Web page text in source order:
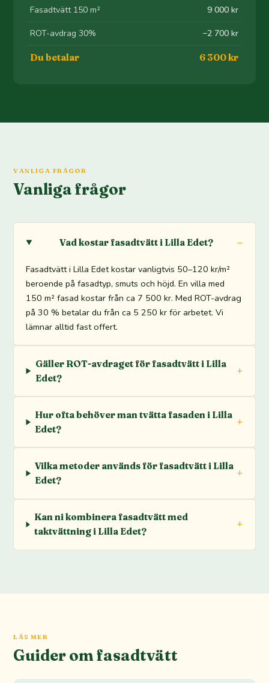
Fasadtvätt 150 m² 9 000 kr
ROT-avdrag 30% −2 700 kr
Du betalar 6 300 kr
VANLIGA FRÅGOR
Vanliga frågor
Vad kostar fasadtvätt i Lilla Edet?
Fasadtvätt i Lilla Edet kostar vanligtvis 50–120 kr/m²
beroende på fasadtyp, smuts och höjd. En villa med
150 m² fasad kostar från ca 7 500 kr. Med ROT-avdrag
på 30 % betalar du från ca 5 250 kr för arbetet. Vi
lämnar alltid fast offert.
Gäller ROT-avdraget för fasadtvätt i Lilla
Edet?
Hur ofta behöver man tvätta fasaden i Lilla
Edet?
Vilka metoder används för fasadtvätt i Lilla
Edet?
Kan ni kombinera fasadtvätt med
taktvättning i Lilla Edet?
LÄS MER
Guider om fasadtvätt